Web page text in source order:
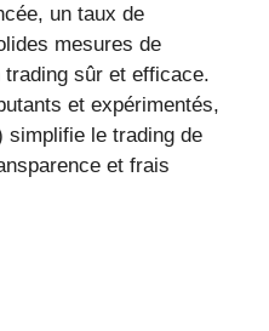
un taux de
mesures de
sûr et efficace.
et expérimentés,
simplifie le trading de
et frais